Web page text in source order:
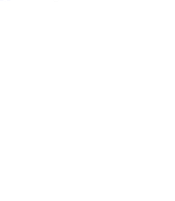
chép
và hoa hồng giao dịch sao chép